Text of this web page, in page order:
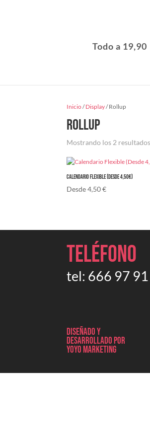
Todo a 19,90
Inicio/Display/ Rollup
Rollup
Mostrando los 2 resultados
Calendario Flexible (Desde 4,50€)
Desde4,50€
Teléfono
tel: 666 97
Diseñado y
desarrollado por
Yoyo marketing